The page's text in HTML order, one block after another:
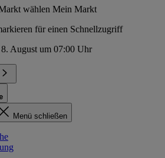
wählen Mein Markt
für einen Schnellzugriff
8. August um 07:00 Uhr
Menü schließen